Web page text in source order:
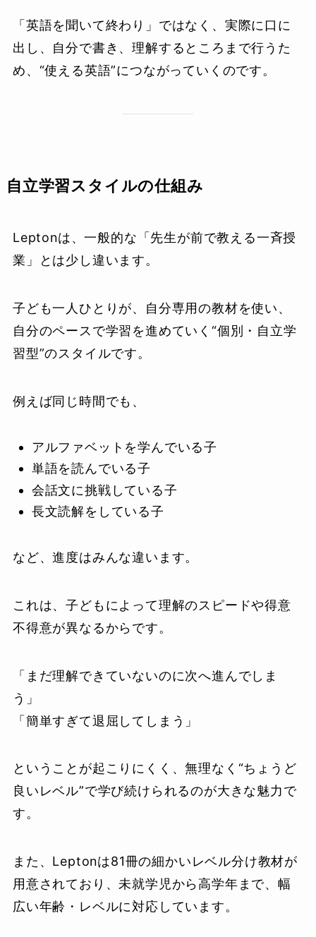
「英語を聞いて終わり」ではなく、実際に口に
出し、自分で書き、理解するところまで行うた
め、“使える英語”につながっていくのです。
自立学習スタイルの仕組み
Leptonは、一般的な「先生が前で教える一斉授
業」とは少し違います。
子ども一人ひとりが、自分専用の教材を使い、
自分のペースで学習を進めていく“個別・自立学
習型”のスタイルです。
例えば同じ時間でも、
アルファベットを学んでいる子
単語を読んでいる子
会話文に挑戦している子
長文読解をしている子
など、進度はみんな違います。
これは、子どもによって理解のスピードや得意
不得意が異なるからです。
「まだ理解できていないのに次へ進んでしま
う」
「簡単すぎて退屈してしまう」
ということが起こりにくく、無理なく“ちょうど
良いレベル”で学び続けられるのが大きな魅力で
す。
また、Leptonは81冊の細かいレベル分け教材が
用意されており、未就学児から高学年まで、幅
広い年齢・レベルに対応しています。